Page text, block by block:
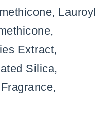
Lauroyl
Extract,
Silica,